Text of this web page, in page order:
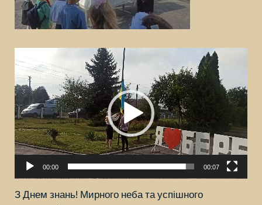
00:00 00:07
З Днем знань! Мирного неба та успішного